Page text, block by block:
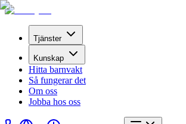
Tjänster
Kunskap
Hitta barnvakt
Så fungerar det
Om oss
Jobba hos oss